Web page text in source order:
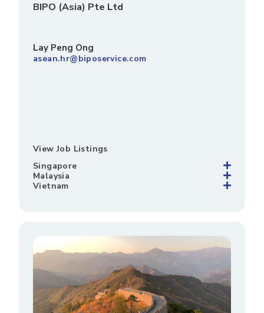
BIPO (Asia) Pte Ltd
Lay Peng Ong
asean.hr@biposervice.com
View Job Listings
Singapore
Malaysia
Vietnam